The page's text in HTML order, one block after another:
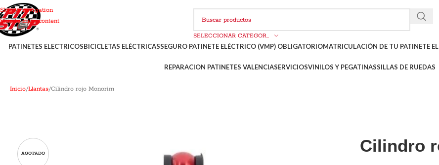
Skip to navigation
Skip to main content
SELECCIONAR CATEGORÍA
PATINETES ELECTRICOSBICICLETAS ELÉCTRICASSEGURO PATINETE ELÉCTRICO (VMP) OBLIGATORIOMATRICULACIÓN DE TU PATINETE
REPARACION PATINETES VALENCIASERVICIOSVINILOS Y PEGATINASSILLAS DE RUEDAS
Inicio Llantas Cilindro rojo Monorim
AGOTADO Cilindro